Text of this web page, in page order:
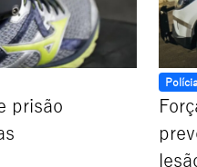
prisão
Polícia